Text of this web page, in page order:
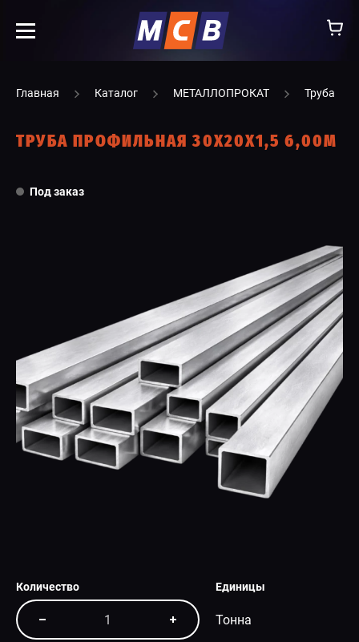
КАТАЛОГ
УСЛУГИ
КОНТАКТЫ
СПЕЦПРЕДЛОЖЕНИЕ
Главная Каталог МЕТАЛЛОПРОКАТ Труба
ТРУБА ПРОФИЛЬНАЯ 30Х20Х1,5 6,00М
Под заказ
Количество Единицы
Тонна